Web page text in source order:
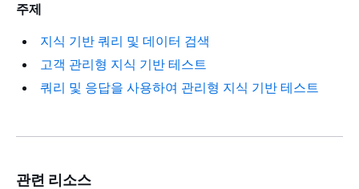
주제
지식 기반 쿼리 및 데이터 검색
고객 관리형 지식 기반 테스트
쿼리 및 응답을 사용하여 관리형 지식 기반 테스트
관련 리소스